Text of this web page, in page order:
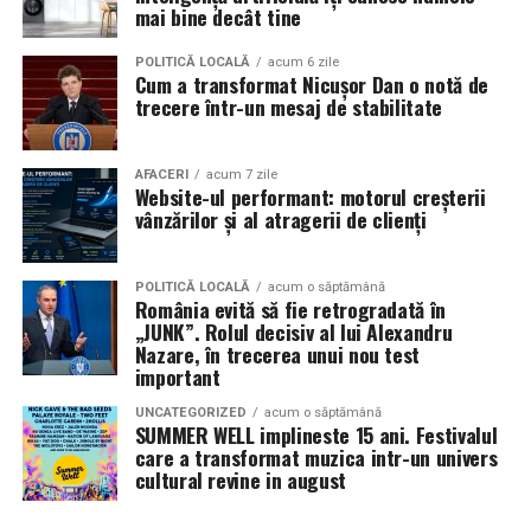
Sursa articol:BVON.ro
în mai multe orașe.
Pe11 februarieva avea loc proiecția specială
mea”de la Cinema City din City Park Constanța,de la
18:30, unde
regizorul Paul Decu și actrița Azaleea
Necula, originari din Constanța și împrejurimi, vor
prezenta filmul alături de colegii lor
Alexandra Răduță și Gabriel Vatavu.
Cinema City Shopping City Galați
12 februarie de la 18:30la întâlnirea cu actrițele
State și Azaleea Necula și regizorul Paul Decu.
Pe 13 februarie la ora 18:30, spectatorii dinIași
invitați la proiecția specială din
Mall, alături de regizorulPaul Decuși de
actoriiGabriel Vatavu, Sergiu Costache, Azaleea
Necula, Alexandra Răduță.
mai bine decât tine
POLITICĂ LOCALĂ acum 6 zile
Cum a transformat Nicușor Dan o notă de
trecere într-un mesaj de stabilitate
AFACERI acum 7 zile
Website-ul performant: motorul creșterii
vânzărilor și al atragerii de clienți
POLITICĂ LOCALĂ acum o săptămână
România evită să fie retrogradată în
„JUNK”. Rolul decisiv al lui Alexandru
Nazare, în trecerea unui nou test
important
UNCATEGORIZED acum o săptămână
SUMMER WELL implineste 15 ani. Festivalul
care a transformat muzica intr-un univers
cultural revine in august